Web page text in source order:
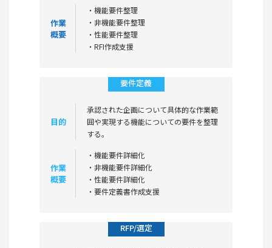
作業
概要
・機能要件整理
・非機能要件整理
・性能要件整理
・RFI作成支援
要件定義
目的
承認された企画について具体的な作業範
囲や実現する機能についての要件を整理
する。
作業
概要
・機能要件詳細化
・非機能要件詳細化
・性能要件詳細化
・要件定義書作成支援
RFP/選定